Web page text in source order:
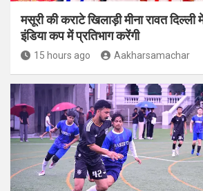
मसूरी की कराटे खिलाड़ी मीना रावत
इंडिया कप में प्रतिभाग करेंगी
15 hours ago Aakharsamachar